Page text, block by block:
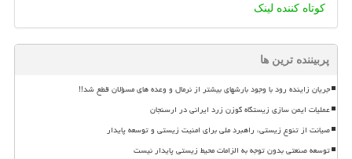
کوتاه کننده لینک
پربیننده ترین ها
جریان زاینده رود با وجود بارشهای بیشتر از نرمال و وعده های مسؤلان قطع شد!!
عملیات ایمن سازی زیستگاه گوزن زرد ایرانی در ارسنجان
صیانت از تنوع زیستی، راهبرد ملی برای امنیت زیستی و توسعه پایدار
توسعه صنعتی بدون توجه به الزامات محیط زیستی پایدار نیست